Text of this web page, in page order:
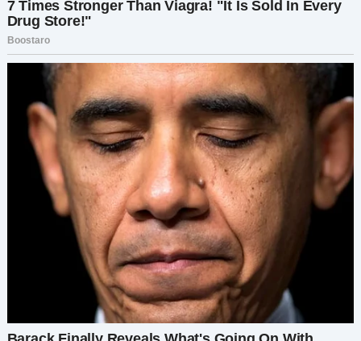
сделайте шаг назад. Дышите. Помните, что у
всех участников, скорее всего, добрые
намерения, даже если их методы отличаются
от ваших. И самое главное, не бойтесь
высказаться — или протянуть руку. Потому что
в конце концов, за связь стоит бороться.
Если эта история нашла у вас отклик,
пожалуйста, поделитесь ею с кем-то, кому
сегодня может понадобиться это услышать.
Давайте распространять доброту, понимание и
немного снисходительности — по одной
истории за раз.